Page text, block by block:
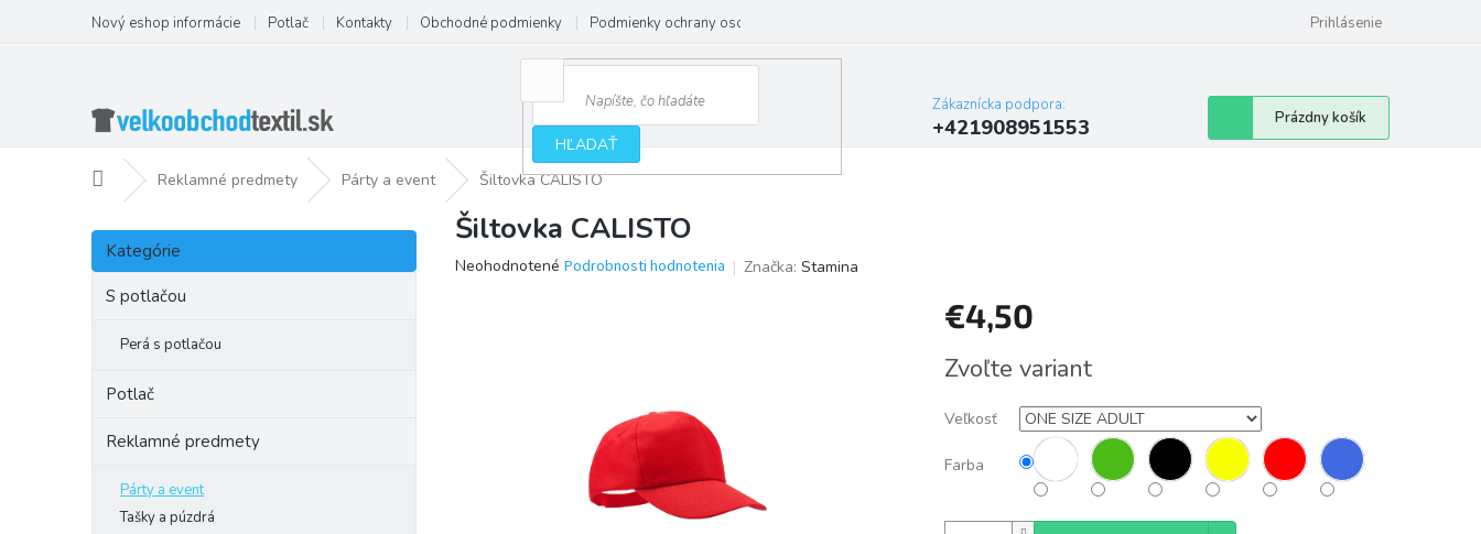
obsah
Nový eshop informácie Potlač Kontakty Obchodné podmienky Podmienky ochrany osobných údajov Prihlásenie
HĽADAŤ
Zákaznícka podpora:
+421908951553
Nákupný
košík
Prázdny košík
DomovReklamné predmety Párty a event Šiltovka CALISTO
B
č
Preskočiť
kategórie
Kategórie
S potlačou
Perá s potlačou
Potlač
Reklamné predmety
Párty a event
Tašky a púzdrá
Šiltovka CALISTO
Priemerné
Neohodnotené Podrobnosti hodnotenia Značka: Stamina
€4,50
cena:
Zvoľte variant
Veľkosť
Farba